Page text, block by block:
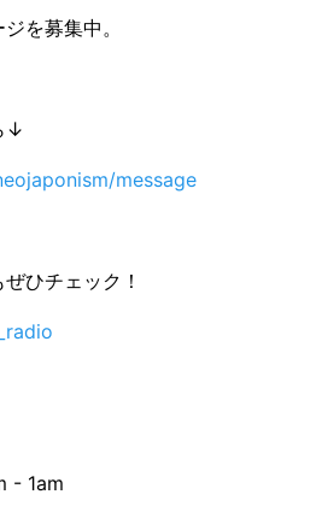
を募集中。
↓
message
ひチェック！
- 1am